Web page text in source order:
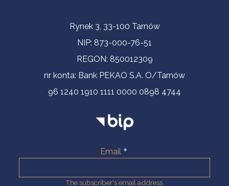
Contact InformationRynek 3, 33-100 Tarnów
NIP: 873-000-76-51
REGON: 850012309
nr konta: Bank PEKAO S.A. O/Tarnów
96 1240 1910 1111 0000 0898 4744
Email
The subscriber's email address.